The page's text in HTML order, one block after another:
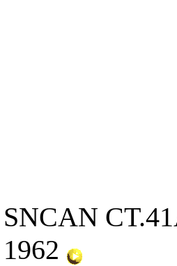
SNCAN
1962